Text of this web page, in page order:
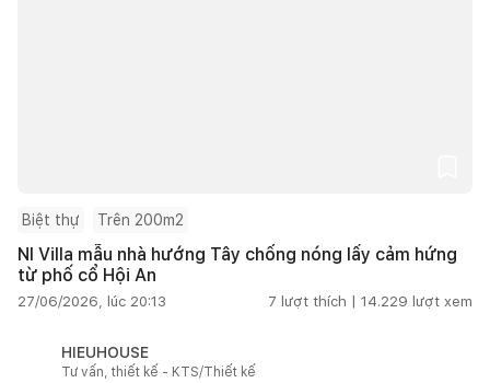
Biệt thự Trên 200m2
NI Villa mẫu nhà hướng Tây chống nóng lấy cảm hứng
từ phố cổ Hội An
27/06/2026, lúc 20:13 7 lượt thích | 14.229 lượt xem
HIEUHOUSE
Tư vấn, thiết kế - KTS/Thiết kế